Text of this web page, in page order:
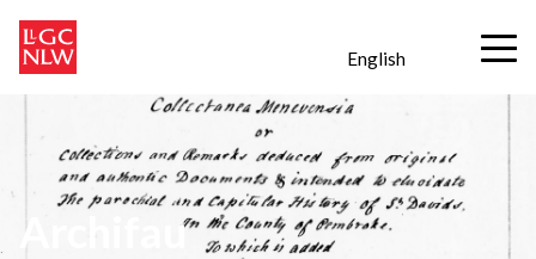
English
Archifau